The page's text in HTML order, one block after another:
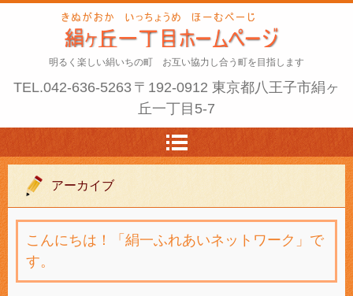
明るく楽しい絹いちの町 お互い協力し合う町を目指します
TEL.042-636-5263 〒192-0912 東京都八王子市絹ヶ
丘一丁目5-7
アーカイブ
こんにちは！「絹一ふれあいネットワーク」で
す。